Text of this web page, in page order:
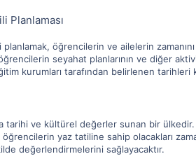
Planlaması
öğrencilerin ve ailelerin
seyahat planlarının ve diğer
kurumları tarafından belirlenen
tarihi ve kültürel değerler sunan bir ülkedir.
öğrencilerin yaz tatiline sahip olacakları
değerlendirmelerini sağlayacaktır.